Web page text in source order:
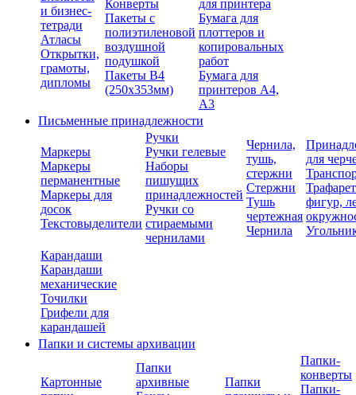
и бизнес-
тетради
Атласы
Открытки,
грамоты,
дипломы
Конверты
Пакеты с
полиэтиленовой
воздушной
подушкой
Пакеты В4
(250х353мм)
для принтера
Бумага для
плоттеров и
копировальных
работ
Бумага для
принтеров А4,
А3
Письменные принадлежности
Маркеры
Маркеры
перманентные
Маркеры для
досок
Текстовыделители
Ручки
Ручки гелевые
Наборы
пишущих
принадлежностей
Ручки со
стираемыми
чернилами
Чернила,
тушь,
стержни
Стержни
Тушь
чертежная
Чернила
для
фигур,
Карандаши
Карандаши
механические
Точилки
Грифели для
карандашей
Папки и системы архивации
Картонные
Папки
архивные
Папки
Папки-
конверты
Папки-